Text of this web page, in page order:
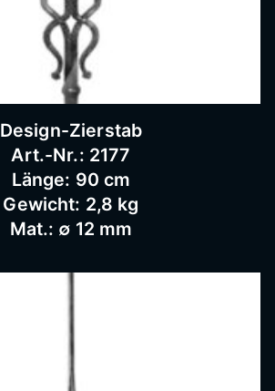
Schnei
dermü
hle,
Schmi
Design-Zierstab
Art.-Nr.: 2177
Länge: 90 cm
Gewicht: 2,8 kg
Mat.: ∅ 12 mm